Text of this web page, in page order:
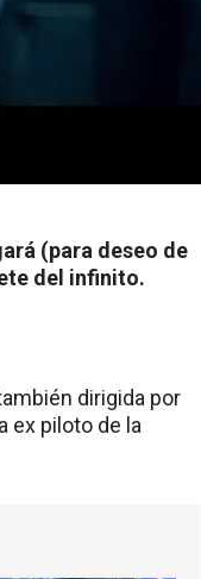
(para deseo de
del infinito.
dirigida por
ex piloto de la